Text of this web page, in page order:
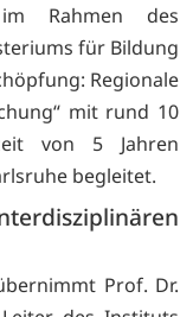
Rahmen des
für Bildung
Regionale
mit rund 10
von 5 Jahren
begleitet.
Prof. Dr.